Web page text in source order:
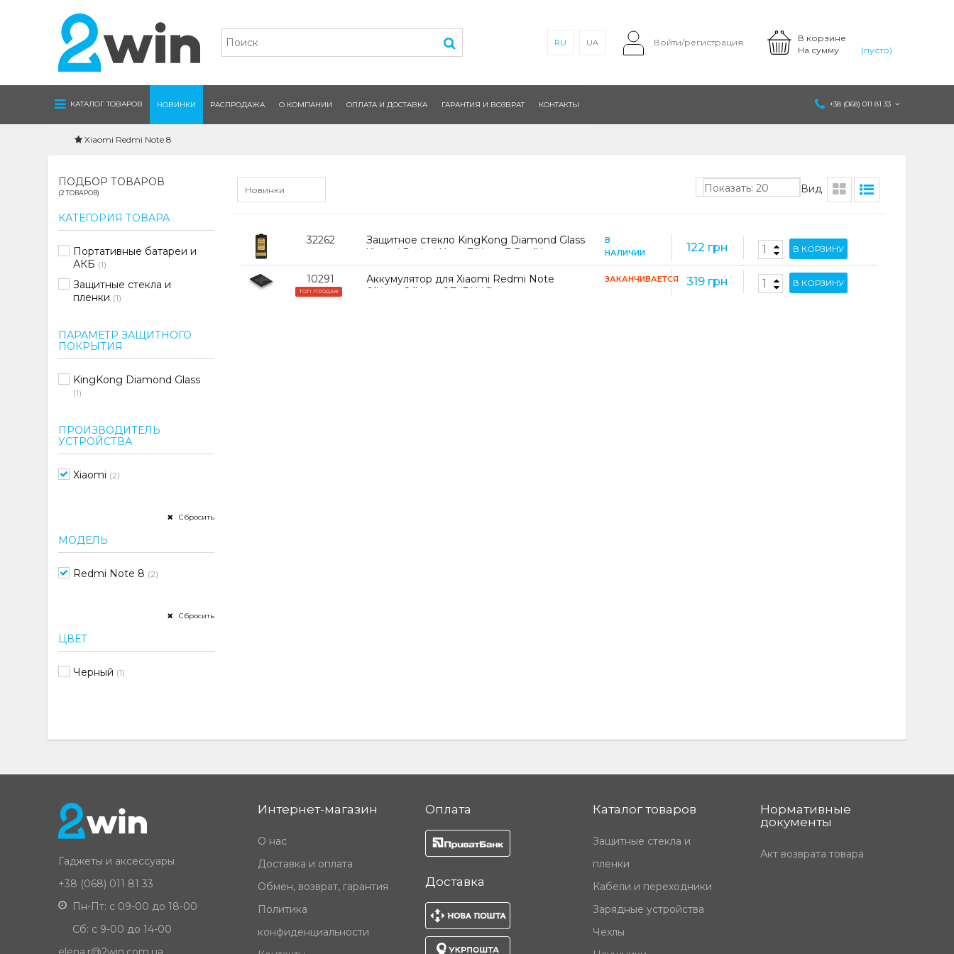
В корзине
На сумму
(пусто)
RU UA Войти/регистрация
КАТАЛОГ ТОВАРОВ НОВИНКИ РАСПРОДАЖА О КОМПАНИИ ОПЛАТА И ДОСТАВКА ГАРАНТИЯ И ВОЗВРАТ КОНТАКТЫ +38 (068) 011 81 33
Xiaomi Redmi Note 8
ПОДБОР ТОВАРОВ
(2 ТОВАРОВ)
КАТЕГОРИЯ ТОВАРА
Портативные батареи и
АКБ (1)
Защитные стекла и
пленки (1)
ПАРАМЕТР ЗАЩИТНОГО
ПОКРЫТИЯ
KingKong Diamond Glass
(1)
ПРОИЗВОДИТЕЛЬ
УСТРОЙСТВА
Xiaomi (2)
Сбросить
МОДЕЛЬ
Redmi Note 8 (2)
Сбросить
ЦВЕТ
Черный (1)
Вид
Новинки Показать: 20
32262
Защитное стекло KingKong Diamond Glass
Xiaomi Redmi Note 7/Note 7 Pro/Note
7S/Note 8
В
НАЛИЧИИ
122 грн В КОРЗИНУ
10291
Аккумулятор для Xiaomi Redmi Note
6/Note 8/Note 8T (BN46)
ТОП ПРОДАЖ
ЗАКАНЧИВАЕТСЯ 319 грн В КОРЗИНУ
Гаджеты и аксессуары
+38 (068) 011 81 33
Пн-Пт: с 09-00 до 18-00
Сб: с 9-00 до 14-00
Интернет-магазин
О нас
Доставка и оплата
Обмен, возврат, гарантия
Политика
конфиденциальности
Оплата
Доставка
Каталог товаров
Защитные стекла и
пленки
Кабели и переходники
Зарядные устройства
Чехлы
Нормативные
документы
Акт возврата товара